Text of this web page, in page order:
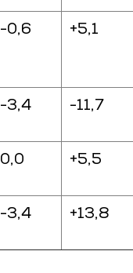
-0,6 +5,1
-3,4 -11,7
0,0 +5,5
-3,4 +13,8